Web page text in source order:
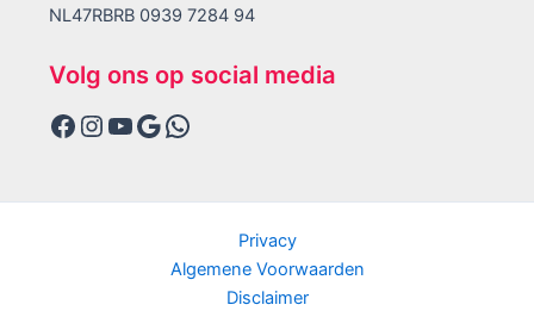
NL47RBRB 0939 7284 94
Volg ons op social media
Privacy
Algemene Voorwaarden
Disclaimer